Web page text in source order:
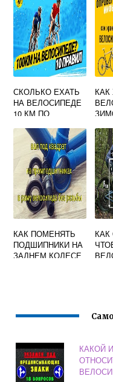
СКОЛЬКО ЕХАТЬ
НА ВЕЛОСИПЕДЕ
10 КМ ПО
КАК
МИ
КАК ПОМЕНЯТЬ
ПОДШИПНИКИ НА
ЗАДНЕМ КОЛЕСЕ
КАК
КАКОЙ